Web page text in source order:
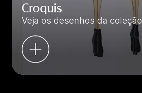
Croquis
Veja os desenhos da coleção